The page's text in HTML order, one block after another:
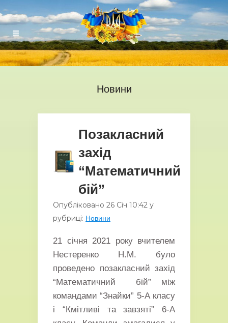
Новини
Позакласний
захід
“Математичний
бiй”
Опубліковано 26 Січ 10:42 у
рубриці: Новини
21 січня 2021 року вчителем
Нестеренко Н.М. було
проведено позакласний захід
“Математичний бiй” мiж
командами “Знайки” 5-А класу
i “Кмiтливi та завзятi” 6-А